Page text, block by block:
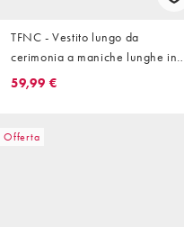
TFNC - Vestito lungo da
cerimonia a maniche lunghe in
raso blu polvere
59,99 €
Offerta